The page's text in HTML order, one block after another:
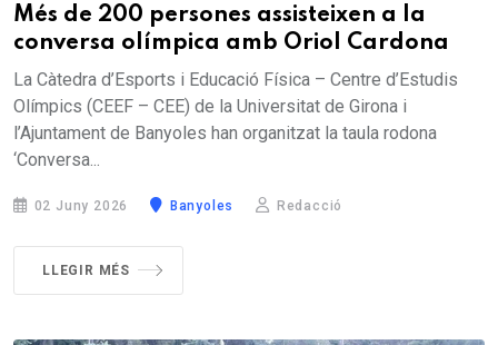
Més de 200 persones assisteixen a la
conversa olímpica amb Oriol Cardona
La Càtedra d’Esports i Educació Física – Centre d’Estudis
Olímpics (CEEF – CEE) de la Universitat de Girona i
l’Ajuntament de Banyoles han organitzat la taula rodona
‘Conversa...
02 Juny 2026 Banyoles Redacció
LLEGIR MÉS